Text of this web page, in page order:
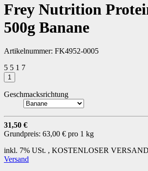
Frey Nutrition
500g Banane
Artikelnummer: FK4952-0005
5 5 1 7
Geschmacksrichtung
31,50 €
Grundpreis: 63,00 € pro 1 kg
inkl. 7% USt. , KOSTENLOSER VERSAND
Versand